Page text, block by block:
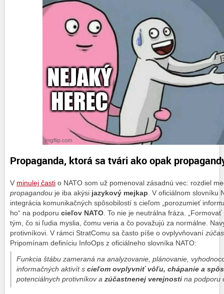
Propaganda, ktorá sa tvári ako opak
V minulej časti o NATO som už pomenoval zásadnú vec: rozdiel
propagandou je iba akýsi jazykový mejkap . V oficiálnom slovníku
integrácia komunikačných spôsobilostí s cieľom „porozumieť
ho“ na podporu cieľov NATO . To nie je neutrálna fráza.
tým, čo si ľudia myslia, čomu veria a čo považujú za normálne.
protivníkovi. V rámci StratComu sa často píše o ovplyvňovaní
Pripomínam definíciu InfoOps z oficiálneho slovníka NATO:
Funkcia štábu zameraná na analyzovanie, plánovanie,
informačných aktivít s cieľom ovplyvniť vôľu, chápanie a
potenciálnych protivníkov a zúčastnenej verejnosti na podporu